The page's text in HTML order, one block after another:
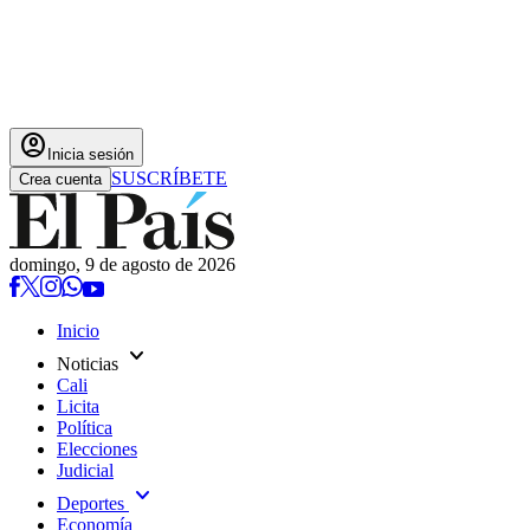
account_circle Inicia sesión
Crea cuenta SUSCRÍBETE
domingo, 9 de agosto de 2026
Inicio
Noticias expand_more
Cali
Licita
Política
Elecciones
Judicial
Deportes expand_more
Economía